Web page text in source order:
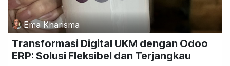
Ema Kharisma
Transformasi Digital UKM dengan Odoo
ERP: Solusi Fleksibel dan Terjangkau